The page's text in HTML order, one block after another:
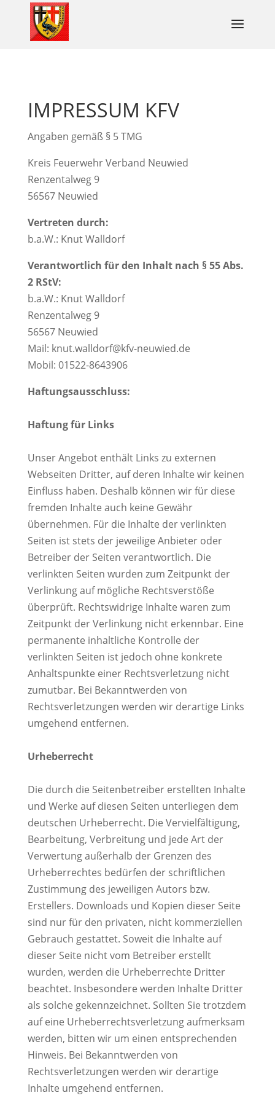
IMPRESSUM KFV
Angaben gemäß § 5 TMG
Kreis Feuerwehr Verband Neuwied
Renzentalweg 9
56567 Neuwied
Vertreten durch:
b.a.W.: Knut Walldorf
Verantwortlich für den Inhalt nach § 55 Abs.
2 RStV:
b.a.W.: Knut Walldorf
Renzentalweg 9
56567 Neuwied
Mail: knut.walldorf@kfv-neuwied.de
Mobil: 01522-8643906
Haftungsausschluss:
Haftung für Links
Unser Angebot enthält Links zu externen
Webseiten Dritter, auf deren Inhalte wir keinen
Einfluss haben. Deshalb können wir für diese
fremden Inhalte auch keine Gewähr
übernehmen. Für die Inhalte der verlinkten
Seiten ist stets der jeweilige Anbieter oder
Betreiber der Seiten verantwortlich. Die
verlinkten Seiten wurden zum Zeitpunkt der
Verlinkung auf mögliche Rechtsverstöße
überprüft. Rechtswidrige Inhalte waren zum
Zeitpunkt der Verlinkung nicht erkennbar. Eine
permanente inhaltliche Kontrolle der
verlinkten Seiten ist jedoch ohne konkrete
Anhaltspunkte einer Rechtsverletzung nicht
zumutbar. Bei Bekanntwerden von
Rechtsverletzungen werden wir derartige Links
umgehend entfernen.
Urheberrecht
Die durch die Seitenbetreiber erstellten Inhalte
und Werke auf diesen Seiten unterliegen dem
deutschen Urheberrecht. Die Vervielfältigung,
Bearbeitung, Verbreitung und jede Art der
Verwertung außerhalb der Grenzen des
Urheberrechtes bedürfen der schriftlichen
Zustimmung des jeweiligen Autors bzw.
Erstellers. Downloads und Kopien dieser Seite
sind nur für den privaten, nicht kommerziellen
Gebrauch gestattet. Soweit die Inhalte auf
dieser Seite nicht vom Betreiber erstellt
wurden, werden die Urheberrechte Dritter
beachtet. Insbesondere werden Inhalte Dritter
als solche gekennzeichnet. Sollten Sie trotzdem
auf eine Urheberrechtsverletzung aufmerksam
werden, bitten wir um einen entsprechenden
Hinweis. Bei Bekanntwerden von
Rechtsverletzungen werden wir derartige
Inhalte umgehend entfernen.